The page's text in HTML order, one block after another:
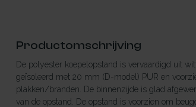
Productomschrijving
De polyester koepelopstand is vervaardigd uit
geïsoleerd met 20 mm (D-model) PUR en
plakken/branden. De binnenzijde is glad
van de opstand. De opstand is voorzien om